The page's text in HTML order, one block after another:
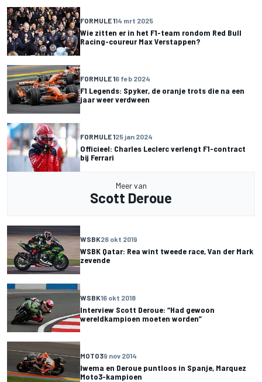
FORMULE 114 mrt 2025
Wie zitten er in het F1-team rondom Red Bull
Racing-coureur Max Verstappen?
FORMULE 16 feb 2024
F1 Legends: Spyker, de oranje trots die na een
jaar weer verdween
FORMULE 125 jan 2024
Officieel: Charles Leclerc verlengt F1-contract
bij Ferrari
Meer van
Scott Deroue
WSBK26 okt 2019
WSBK Qatar: Rea wint tweede race, Van der Mark
zevende
WSBK16 okt 2018
Interview Scott Deroue: “Had gewoon
wereldkampioen moeten worden”
MOTO39 nov 2014
Iwema en Deroue puntloos in Spanje, Marquez
Moto3-kampioen